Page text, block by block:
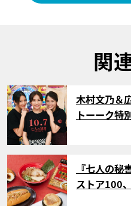
関
サムネイル
木村文乃＆
トーーク特
サムネイル
『七人の
ストア100